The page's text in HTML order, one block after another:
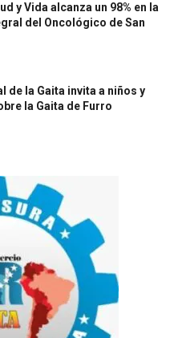
y Vida alcanza un 98% en la
del Oncológico de San
de la Gaita invita a niños y
la Gaita de Furro